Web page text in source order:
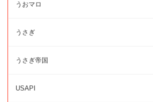
うおマロ
うさぎ
うさぎ帝国
USAPI